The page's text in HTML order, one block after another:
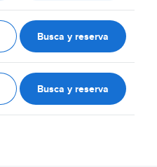
Busca y reserva
Busca y reserva